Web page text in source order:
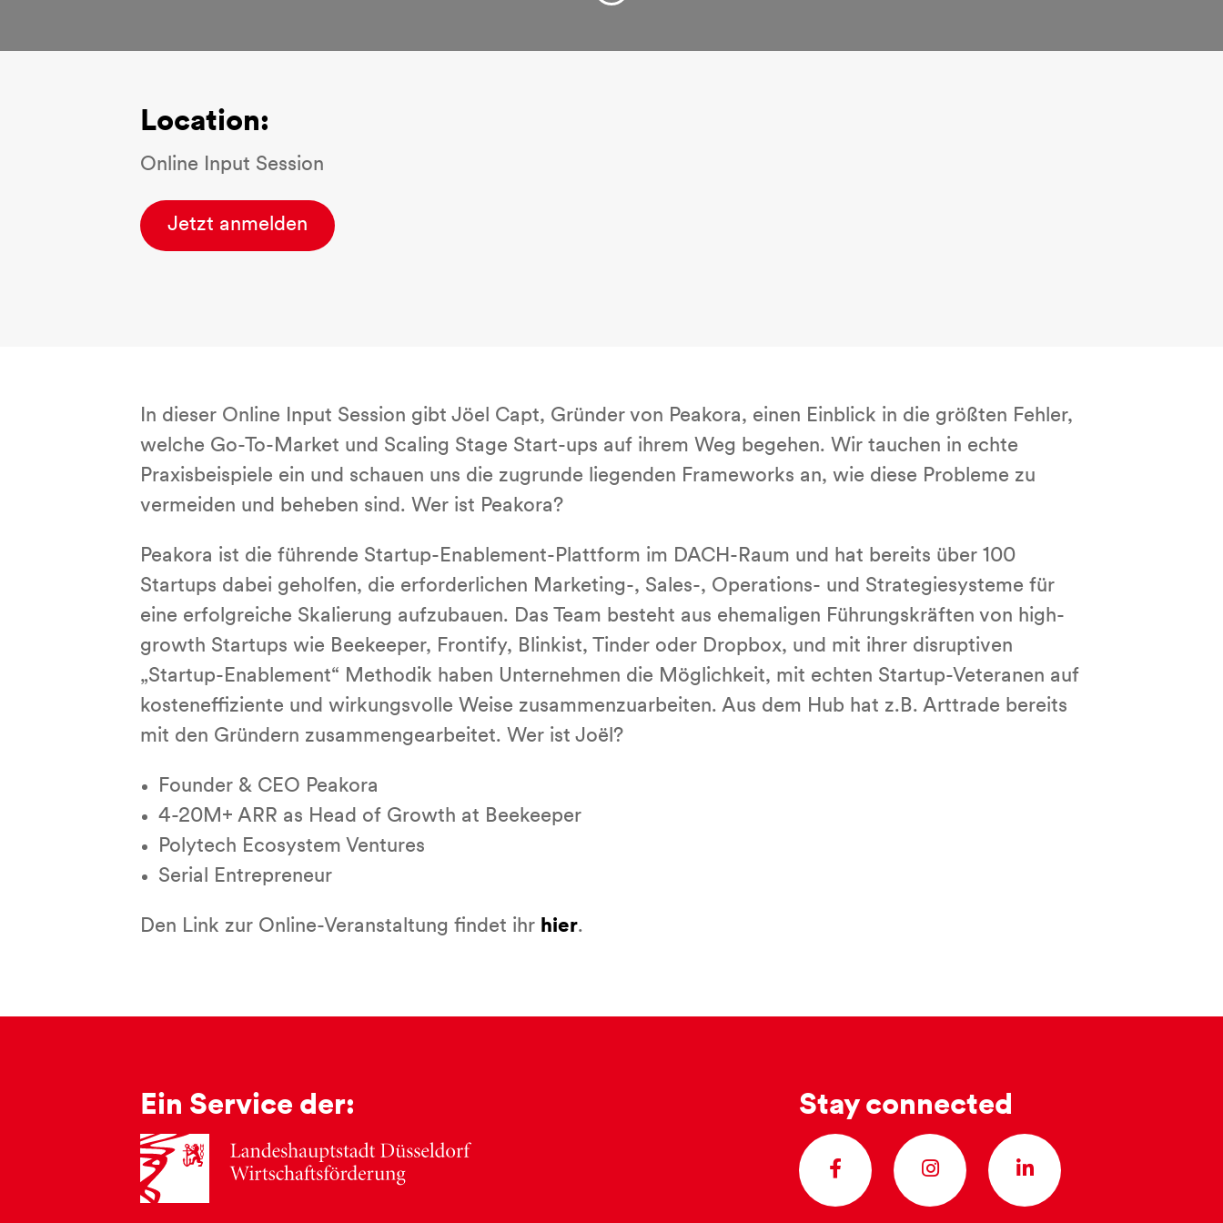
Location:
Online Input Session
Jetzt anmelden
In dieser Online Input Session gibt Jöel Capt, Gründer von Peakora, einen Einblick in die größten Fehler,
welche Go-To-Market und Scaling Stage Start-ups auf ihrem Weg begehen. Wir tauchen in echte
Praxisbeispiele ein und schauen uns die zugrunde liegenden Frameworks an, wie diese Probleme zu
vermeiden und beheben sind. Wer ist Peakora?
Peakora ist die führende Startup-Enablement-Plattform im DACH-Raum und hat bereits über 100
Startups dabei geholfen, die erforderlichen Marketing-, Sales-, Operations- und Strategiesysteme für
eine erfolgreiche Skalierung aufzubauen. Das Team besteht aus ehemaligen Führungskräften von high-
growth Startups wie Beekeeper, Frontify, Blinkist, Tinder oder Dropbox, und mit ihrer disruptiven
„Startup-Enablement“ Methodik haben Unternehmen die Möglichkeit, mit echten Startup-Veteranen auf
kosteneffiziente und wirkungsvolle Weise zusammenzuarbeiten. Aus dem Hub hat z.B. Arttrade bereits
mit den Gründern zusammengearbeitet. Wer ist Joël?
Founder & CEO Peakora
4-20M+ ARR as Head of Growth at Beekeeper
Polytech Ecosystem Ventures
Serial Entrepreneur
Den Link zur Online-Veranstaltung findet ihr hier.
Ein Service der: Stay connected